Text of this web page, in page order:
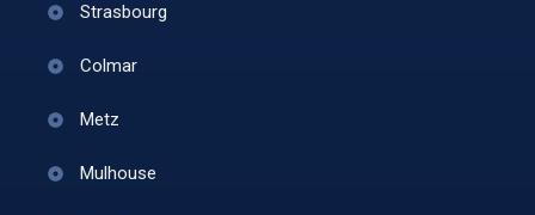
Strasbourg
Colmar
Metz
Mulhouse